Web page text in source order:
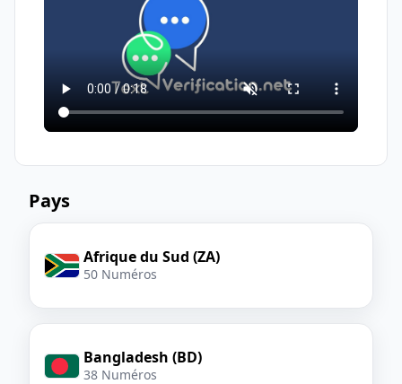
entraîner des retards ou des
indisponibilités.
Pays
Afrique du Sud (ZA)
50 Numéros
Bangladesh (BD)
38 Numéros